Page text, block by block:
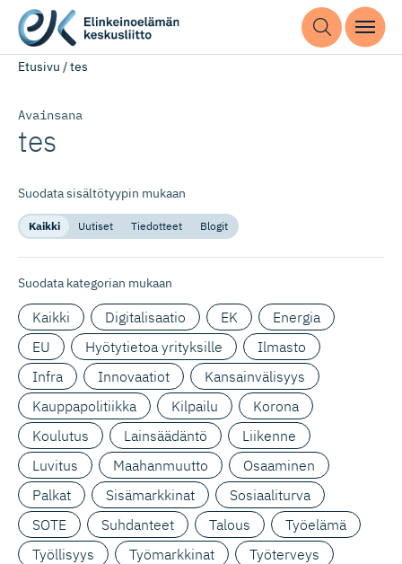
Etusivu /tes
Avainsana
tes
Suodata sisältötyypin mukaan
Kaikki Uutiset Tiedotteet Blogit
Suodata kategorian mukaan
Kaikki Digitalisaatio EK
Energia
EU
Hyötytietoa yrityksille
Ilmasto
Infra
Innovaatiot
Kansainvälisyys
Kauppapolitiikka
Kilpailu
Korona
Koulutus
Lainsäädäntö
Liikenne
Luvitus
Maahanmuutto
Osaaminen
Palkat
Sisämarkkinat
Sosiaaliturva
SOTE
Suhdanteet Talous
Työelämä
Työllisyys
Työmarkkinat
Työterveys